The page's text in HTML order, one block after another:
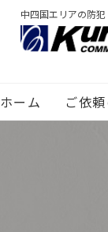
中四国エリアの防
ホーム ご依